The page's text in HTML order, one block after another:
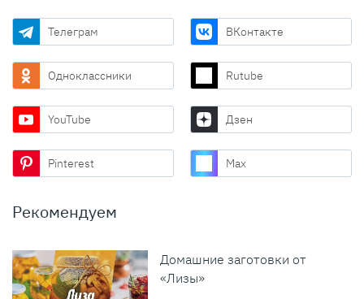
Телеграм ВКонтакте
Одноклассники Rutube
YouTube Дзен
Pinterest Max
Рекомендуем
Домашние заготовки от
«Лизы»